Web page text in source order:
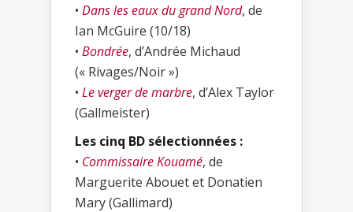
• Dans les eaux du grand Nord, de
Ian McGuire (10/18)
• Bondrée, d’Andrée Michaud
(« Rivages/Noir »)
• Le verger de marbre, d’Alex Taylor
(Gallmeister)
Les cinq BD sélectionnées :
• Commissaire Kouamé, de
Marguerite Abouet et Donatien
Mary (Gallimard)